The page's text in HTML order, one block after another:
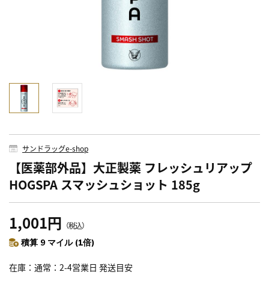
サンドラッグe-shop
【医薬部外品】大正製薬 フレッシュリアップ
HOGSPA スマッシュショット 185g
1,001円 （税込）
積算 9 マイル (1倍)
在庫 通常：2-4営業日 発送目安